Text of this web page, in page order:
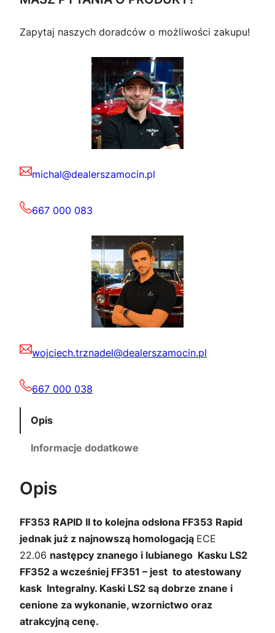
Zapytaj naszych doradców o możliwości zakupu!
michal@dealerszamocin.pl
667 000 083
wojciech.trznadel@dealerszamocin.pl
667 000 038
Opis
Informacje dodatkowe
Opis
FF353 RAPID II to kolejna odsłona FF353 Rapid
jednak już z najnowszą homologacją ECE
22.06 następcy znanego i lubianego Kasku LS2
FF352 a wcześniej FF351 – jest to atestowany
kask Integralny. Kaski LS2 są dobrze znane i
cenione za wykonanie, wzornictwo oraz
atrakcyjną cenę.